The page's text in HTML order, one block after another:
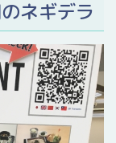
ネギデラ